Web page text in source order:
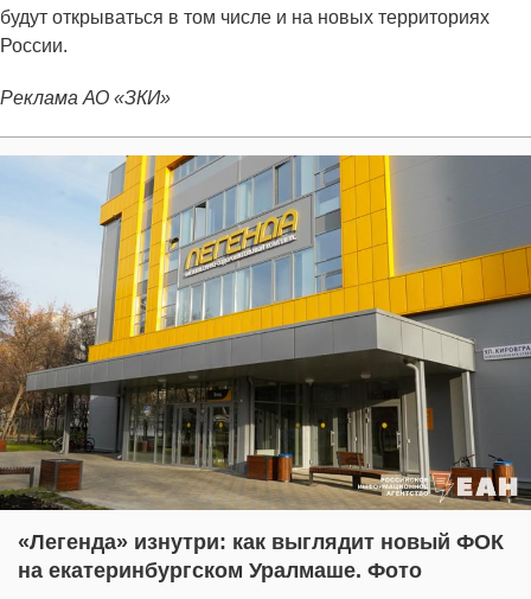
будут открываться в том числе и на новых территориях
России.
Реклама АО «ЗКИ»
«Легенда» изнутри: как выглядит новый ФОК
на екатеринбургском Уралмаше. Фото